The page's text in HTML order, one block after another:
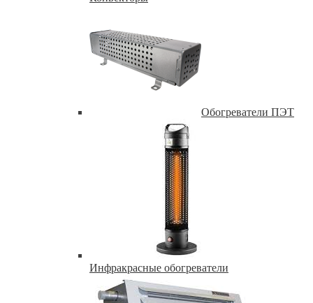
Обогреватели ПЭТ
Инфракрасные обогреватели